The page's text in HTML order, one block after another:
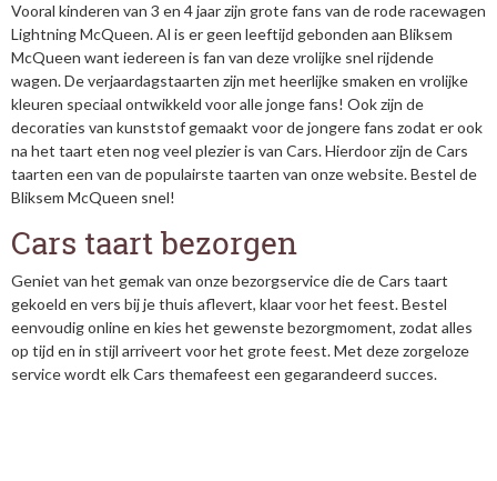
Vooral kinderen van 3 en 4 jaar zijn grote fans van de rode racewagen
Lightning McQueen. Al is er geen leeftijd gebonden aan Bliksem
McQueen want iedereen is fan van deze vrolijke snel rijdende
wagen. De verjaardagstaarten zijn met heerlijke smaken en vrolijke
kleuren speciaal ontwikkeld voor alle jonge fans! Ook zijn de
decoraties van kunststof gemaakt voor de jongere fans zodat er ook
na het taart eten nog veel plezier is van Cars. Hierdoor zijn de Cars
taarten een van de populairste taarten van onze website. Bestel de
Bliksem McQueen snel!
Cars taart bezorgen
Geniet van het gemak van onze bezorgservice die de Cars taart
gekoeld en vers bij je thuis aflevert, klaar voor het feest. Bestel
eenvoudig online en kies het gewenste bezorgmoment, zodat alles
op tijd en in stijl arriveert voor het grote feest. Met deze zorgeloze
service wordt elk Cars themafeest een gegarandeerd succes.